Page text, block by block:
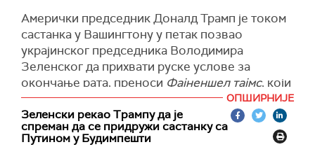
Истиче се да су хитне службе на лицу места.
(Танјуг, Укринформ)
Амерички председник Доналд Трамп је током
састанка у Вашингтону у петак позвао
украјинског председника Володимира
Зеленског да прихвати руске услове за
окончање рата, преноси Фајненшел тајмс, који
се позива на добро обавештене изворе.
Према речима добро упућеног европског
званичника, Трамп је рекао Зеленском да
ОПШИРНИЈЕ
Зеленски рекао Трампу да је
спреман да се придружи састанку са
Путином у Будимпешти